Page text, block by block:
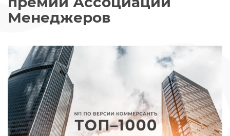
Менеджеров